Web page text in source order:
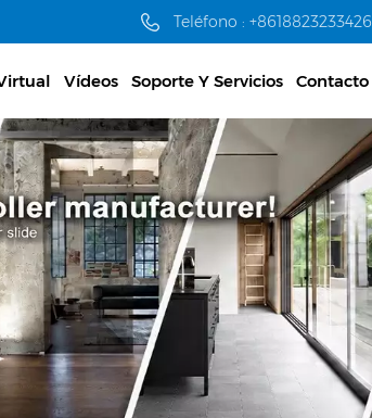
Teléfono : +8618823233426
Vídeos Soporte Y Servicios Contacto